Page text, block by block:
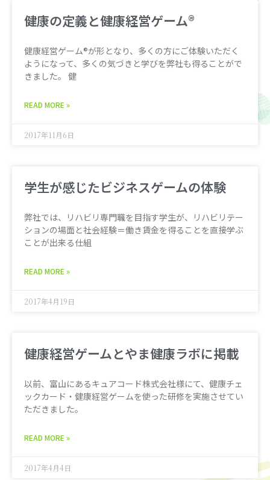
健康の定義と健康経営ゲーム®︎
健康経営ゲーム®︎が形となり、多くの方にご体験いただく
ようになって、多くの気づきと学びを弊社も得ることがで
きました。 健
READ MORE »
2017年11月6日
学生が感じたビジネスゲームの体験
弊社では、リハビリ専門職を目指す学生が、リハビリテー
ションの場面と社会経験＝働き賃金を得ることを直接学ぶ
ことが出来る仕組
READ MORE »
2017年4月19日
健康経営ゲームとやま健康ラボに掲載
以前、富山にあるキュアコード株式会社様にて、健康チェ
ックカード・健康経営ゲームを使った研修を実施させてい
ただきました。
READ MORE »
2017年4月4日